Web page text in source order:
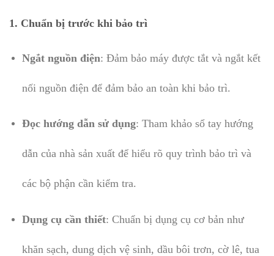
1. Chuẩn bị trước khi bảo trì
Ngắt nguồn điện: Đảm bảo máy được tắt và ngắt kết
nối nguồn điện để đảm bảo an toàn khi bảo trì.
Đọc hướng dẫn sử dụng: Tham khảo sổ tay hướng
dẫn của nhà sản xuất để hiểu rõ quy trình bảo trì và
các bộ phận cần kiểm tra.
Dụng cụ cần thiết: Chuẩn bị dụng cụ cơ bản như
khăn sạch, dung dịch vệ sinh, dầu bôi trơn, cờ lê, tua